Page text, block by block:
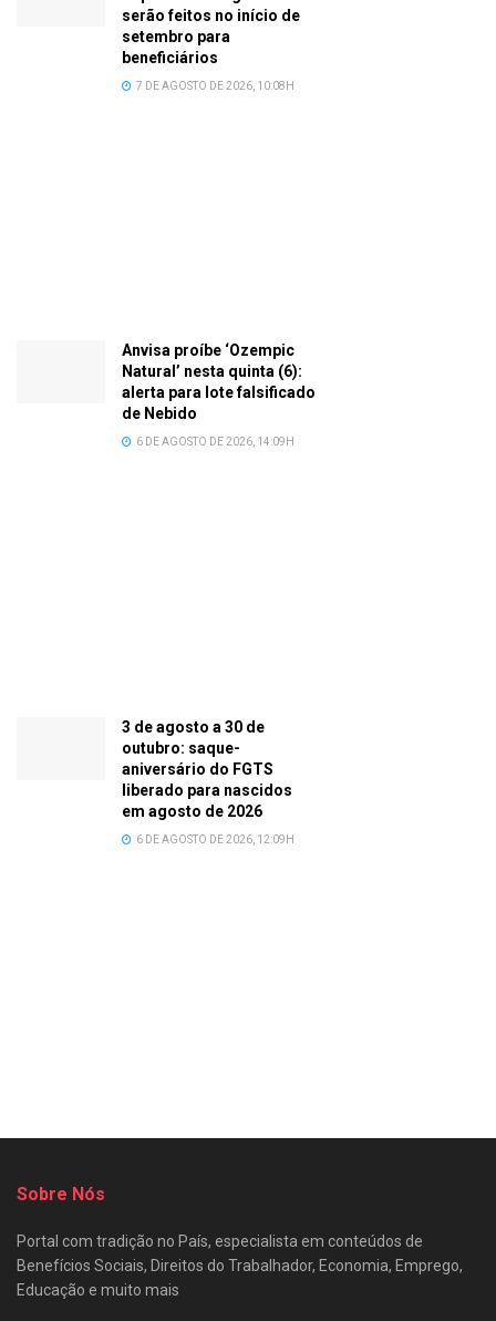
serão feitos no início de
setembro para
beneficiários
7 DE AGOSTO DE 2026, 10:08H
Anvisa proíbe ‘Ozempic
Natural’ nesta quinta (6):
alerta para lote falsificado
de Nebido
6 DE AGOSTO DE 2026, 14:09H
3 de agosto a 30 de
outubro: saque-
aniversário do FGTS
liberado para nascidos
em agosto de 2026
6 DE AGOSTO DE 2026, 12:09H
Sobre Nós
Portal com tradição no País, especialista em conteúdos de
Benefícios Sociais, Direitos do Trabalhador, Economia, Emprego,
Educação e muito mais